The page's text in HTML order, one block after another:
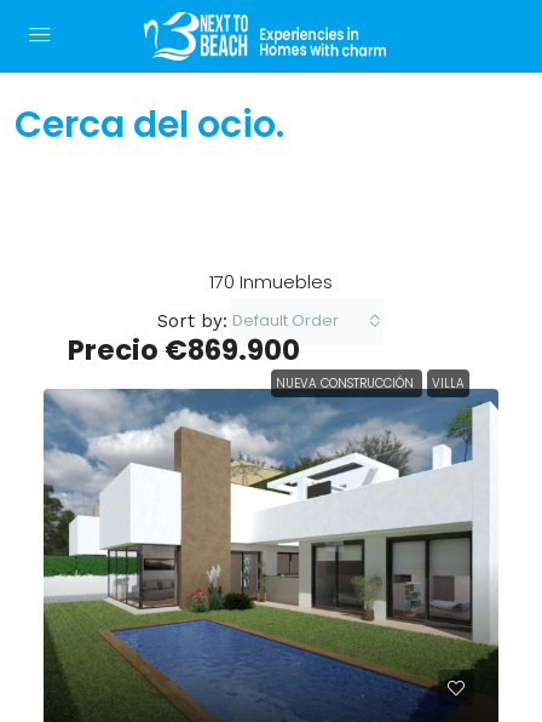
Cerca del ocio.
170 Inmuebles
Sort by: Default Order
NUEVA CONSTRUCCIÓN VILLA
Precio €869.900